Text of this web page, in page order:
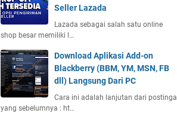
Seller Lazada
Lazada sebagai salah satu online
shop besar memiliki l…
Download Aplikasi Add-on
Blackberry (BBM, YM, MSN, FB
dll) Langsung Dari PC
Cara ini adalah lanjutan dari postinga
yang sebelumnya : ht…